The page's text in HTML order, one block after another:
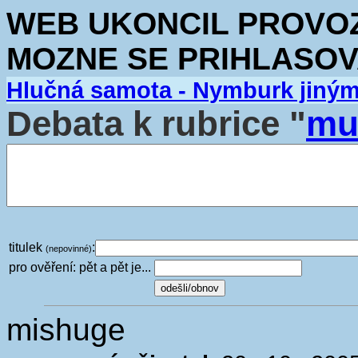
WEB UKONCIL
MOZNE SE
Hlučná samota - Nymburk
Debata k rubrice "
titulek (nepovinné):
pro ověření: pět a pět je...
mishuge